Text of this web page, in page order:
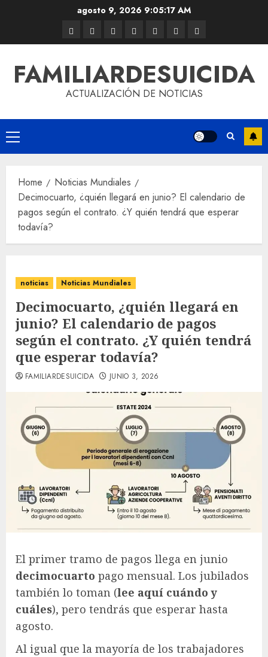
agosto 9, 2026 9:05:17 AM
FAMILIARDESUICIDA
ACTUALIZACIÓN DE NOTICIAS
Home
Noticias Mundiales
Decimocuarto, ¿quién llegará en junio? El calendario de
pagos según el contrato. ¿Y quién tendrá que esperar
todavía?
noticias Noticias Mundiales
Decimocuarto, ¿quién llegará en
junio? El calendario de pagos
según el contrato. ¿Y quién tendrá
que esperar todavía?
FAMILIARDESUICIDA JUNIO 3, 2026
El primer tramo de pagos llega en junio
decimocuarto pago mensual. Los jubilados
también lo toman (lee aquí cuándo y
cuáles), pero tendrás que esperar hasta
agosto.
Al igual que la mayoría de los trabajadores